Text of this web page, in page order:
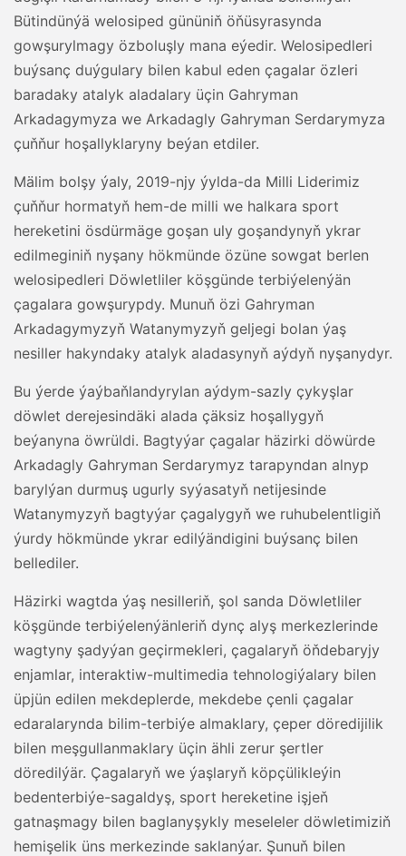
Bütindünýä welosiped gününiň öňüsyrasynda
gowşurylmagy özboluşly mana eýedir. Welosipedleri
buýsanç duýgulary bilen kabul eden çagalar özleri
baradaky atalyk aladalary üçin Gahryman
Arkadagymyza we Arkadagly Gahryman Serdarymyza
çuňňur hoşallyklaryny beýan etdiler.
Mälim bolşy ýaly, 2019-njy ýylda-da Milli Liderimiz
çuňňur hormatyň hem-de milli we halkara sport
hereketini ösdürmäge goşan uly goşandynyň ykrar
edilmeginiň nyşany hökmünde özüne sowgat berlen
welosipedleri Döwletliler köşgünde terbiýelenýän
çagalara gowşurypdy. Munuň özi Gahryman
Arkadagymyzyň Watanymyzyň geljegi bolan ýaş
nesiller hakyndaky atalyk aladasynyň aýdyň nyşanydyr.
Bu ýerde ýaýbaňlandyrylan aýdym-sazly çykyşlar
döwlet derejesindäki alada çäksiz hoşallygyň
beýanyna öwrüldi. Bagtyýar çagalar häzirki döwürde
Arkadagly Gahryman Serdarymyz tarapyndan alnyp
barylýan durmuş ugurly syýasatyň netijesinde
Watanymyzyň bagtyýar çagalygyň we ruhubelentligiň
ýurdy hökmünde ykrar edilýändigini buýsanç bilen
bellediler.
Häzirki wagtda ýaş nesilleriň, şol sanda Döwletliler
köşgünde terbiýelenýänleriň dynç alyş merkezlerinde
wagtyny şadyýan geçirmekleri, çagalaryň öňdebaryjy
enjamlar, interaktiw-multimedia tehnologiýalary bilen
üpjün edilen mekdeplerde, mekdebe çenli çagalar
edaralarynda bilim-terbiýe almaklary, çeper döredijilik
bilen meşgullanmaklary üçin ähli zerur şertler
döredilýär. Çagalaryň we ýaşlaryň köpçülikleýin
bedenterbiýe-sagaldyş, sport hereketine işjeň
gatnaşmagy bilen baglanyşykly meseleler döwletimiziň
hemişelik üns merkezinde saklanýar. Şunuň bilen